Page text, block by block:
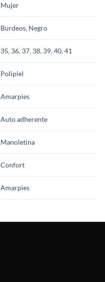
Mujer
Burdeos, Negro
35, 36, 37, 38, 39,40,41
Polipiel
Amarpies
Auto adherente
Manoletina
Confort
Amarpies